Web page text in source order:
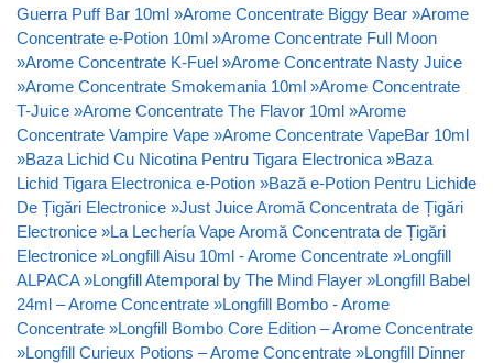
Guerra Puff Bar 10ml »Arome Concentrate Biggy Bear »Arome
Concentrate e-Potion 10ml »Arome Concentrate Full Moon
»Arome Concentrate K-Fuel »Arome Concentrate Nasty Juice
»Arome Concentrate Smokemania 10ml »Arome Concentrate
T-Juice »Arome Concentrate The Flavor 10ml »Arome
Concentrate Vampire Vape »Arome Concentrate VapeBar 10ml
»Baza Lichid Cu Nicotina Pentru Tigara Electronica »Baza
Lichid Tigara Electronica e-Potion »Bază e-Potion Pentru Lichide
De Țigări Electronice »Just Juice Aromă Concentrata de Țigări
Electronice »La Lechería Vape Aromă Concentrata de Țigări
Electronice »Longfill Aisu 10ml - Arome Concentrate »Longfill
ALPACA »Longfill Atemporal by The Mind Flayer »Longfill Babel
24ml – Arome Concentrate »Longfill Bombo - Arome
Concentrate »Longfill Bombo Core Edition – Arome Concentrate
»Longfill Curieux Potions – Arome Concentrate »Longfill Dinner